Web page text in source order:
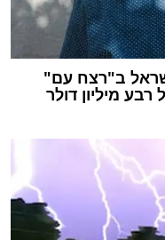
ב"רצח עם"
מיליון דולר